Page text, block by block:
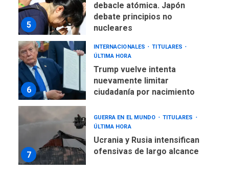
5
debacle atómica. Japón
debate principios no
nucleares
6
INTERNACIONALES
TITULARES
ÚLTIMA HORA
Trump vuelve intenta
nuevamente limitar
ciudadanía por nacimiento
7
GUERRA EN EL MUNDO
TITULARES
ÚLTIMA HORA
Ucrania y Rusia intensifican
ofensivas de largo alcance